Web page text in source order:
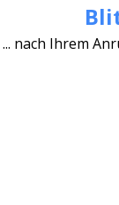
... nach Ihrem